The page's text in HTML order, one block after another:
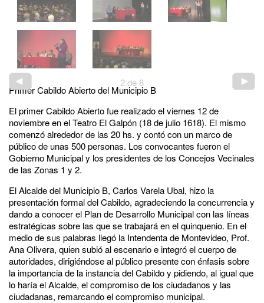
2de 8
Primer Cabildo Abierto del Municipio B
El primer Cabildo Abierto fue realizado el viernes 12 de
noviembre en el Teatro El Galpón (18 de julio 1618). El mismo
comenzó alrededor de las 20 hs. y contó con un marco de
público de unas 500 personas. Los convocantes fueron el
Gobierno Municipal y los presidentes de los Concejos Vecinales
de las Zonas 1 y 2.
El Alcalde del Municipio B, Carlos Varela Ubal, hizo la
presentación formal del Cabildo, agradeciendo la concurrencia y
dando a conocer el Plan de Desarrollo Municipal con las líneas
estratégicas sobre las que se trabajará en el quinquenio. En el
medio de sus palabras llegó la Intendenta de Montevideo, Prof.
Ana Olivera, quien subió al escenario e integró el cuerpo de
autoridades, dirigiéndose al público presente con énfasis sobre
la importancia de la instancia del Cabildo y pidiendo, al igual que
lo haría el Alcalde, el compromiso de los ciudadanos y las
ciudadanas, remarcando el compromiso municipal.